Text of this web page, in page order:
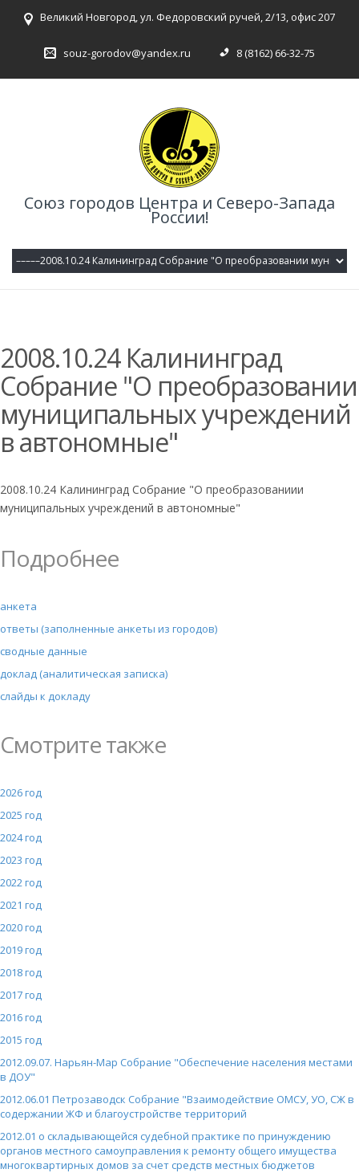
Великий Новгород, ул. Федоровский ручей, 2/13, офис 207
souz-gorodov@yandex.ru 8 (8162) 66-32-75
Союз городов Центра и Северо-Запада
России!
2008.10.24 Калининград
Собрание "О преобразовании
муниципальных учреждений
в автономные"
2008.10.24 Калининград Собрание "О преобразованиии
муниципальных учреждений в автономные"
Подробнее
анкета
ответы (заполненные анкеты из городов)
сводные данные
доклад (аналитическая записка)
слайды к докладу
Смотрите также
2026 год
2025 год
2024 год
2023 год
2022 год
2021 год
2020 год
2019 год
2018 год
2017 год
2016 год
2015 год
2012.09.07. Нарьян-Мар Собрание "Обеспечение населения местами
в ДОУ"
2012.06.01 Петрозаводск Собрание "Взаимодействие ОМСУ, УО, СЖ в
содержании ЖФ и благоустройстве территорий
2012.01 о складывающейся судебной практике по принуждению
органов местного самоуправления к ремонту общего имущества
многоквартирных домов за счет средств местных бюджетов